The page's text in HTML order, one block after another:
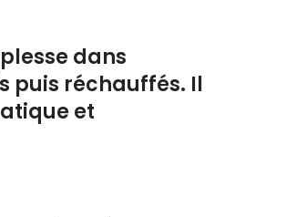
dans
puis réchauffés. Il
et